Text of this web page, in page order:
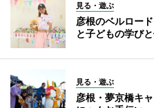
見る・遊ぶ
彦根のベルロー
と子どもの学び
見る・遊ぶ
彦根・夢京橋キ